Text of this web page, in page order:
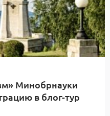
Минобрнауки
в блог-тур